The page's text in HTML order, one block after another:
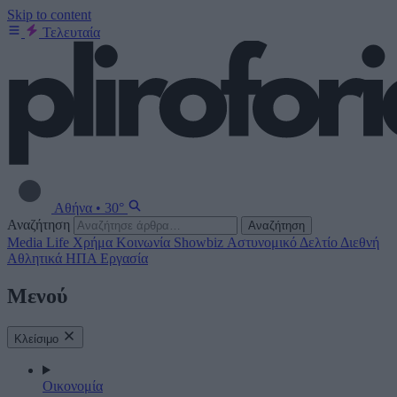
Skip to content
Τελευταία
Αθήνα • 30°
Αναζήτηση
Αναζήτηση
Media Life Χρήμα Κοινωνία Showbiz Αστυνομικό Δελτίο Διεθνή
Αθλητικά ΗΠΑ Εργασία
Μενού
Κλείσιμο
Οικονομία